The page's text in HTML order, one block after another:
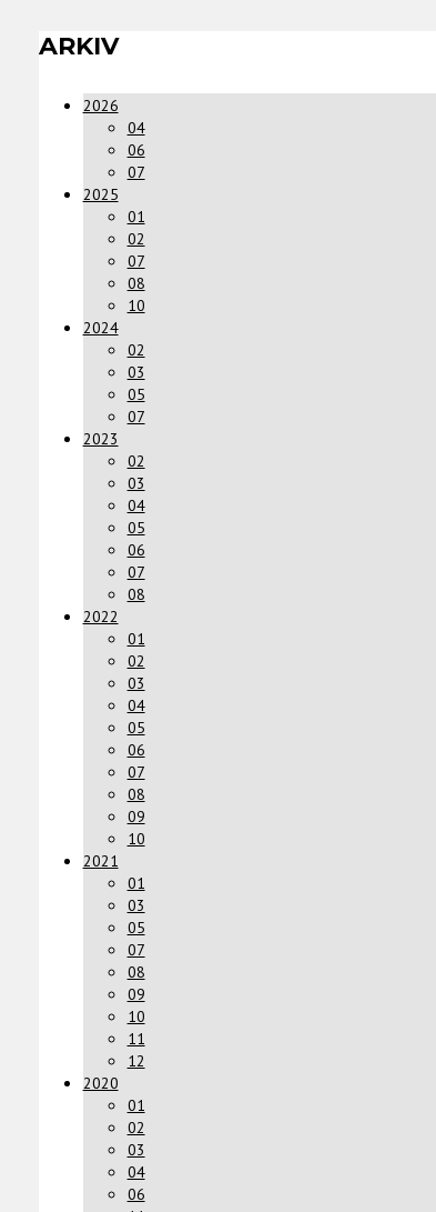
ARKIV
2026
04
06
07
2025
01
02
07
08
10
2024
02
03
05
07
2023
02
03
04
05
06
07
08
2022
01
02
03
04
05
06
07
08
09
10
2021
01
03
05
07
08
09
10
11
12
2020
01
02
03
04
06